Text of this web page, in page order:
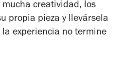
mucha creatividad, los
propia pieza y llevársela
experiencia no termine